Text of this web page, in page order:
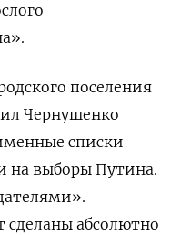
поселения
Чернушенко
списки
на выборы Путина.
сделаны абсолютно